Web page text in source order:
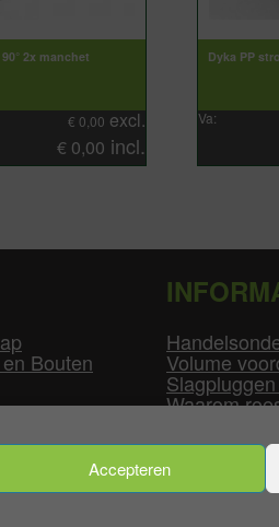
Accepteren
2x manchet
€0,00 excl.
€ 0,00 incl.
Dyka PP
Va:
Bouten Volume
Waarom
Pvc-buizen
Flenzen tabel